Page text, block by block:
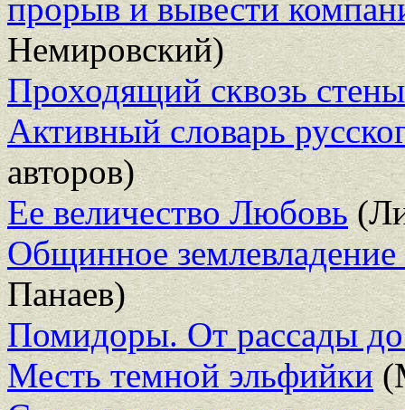
прорыв и вывести
Немировский)
Проходящий сквозь стены
Активный словарь
авторов)
Ее величество Любовь
Общинное землевладение
Панаев)
Помидоры. От рассады
Месть темной эльфийки